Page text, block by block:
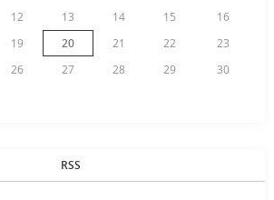
12 13 14 15
16
19 20 21 22
23
26 27 28 29
30
RSS